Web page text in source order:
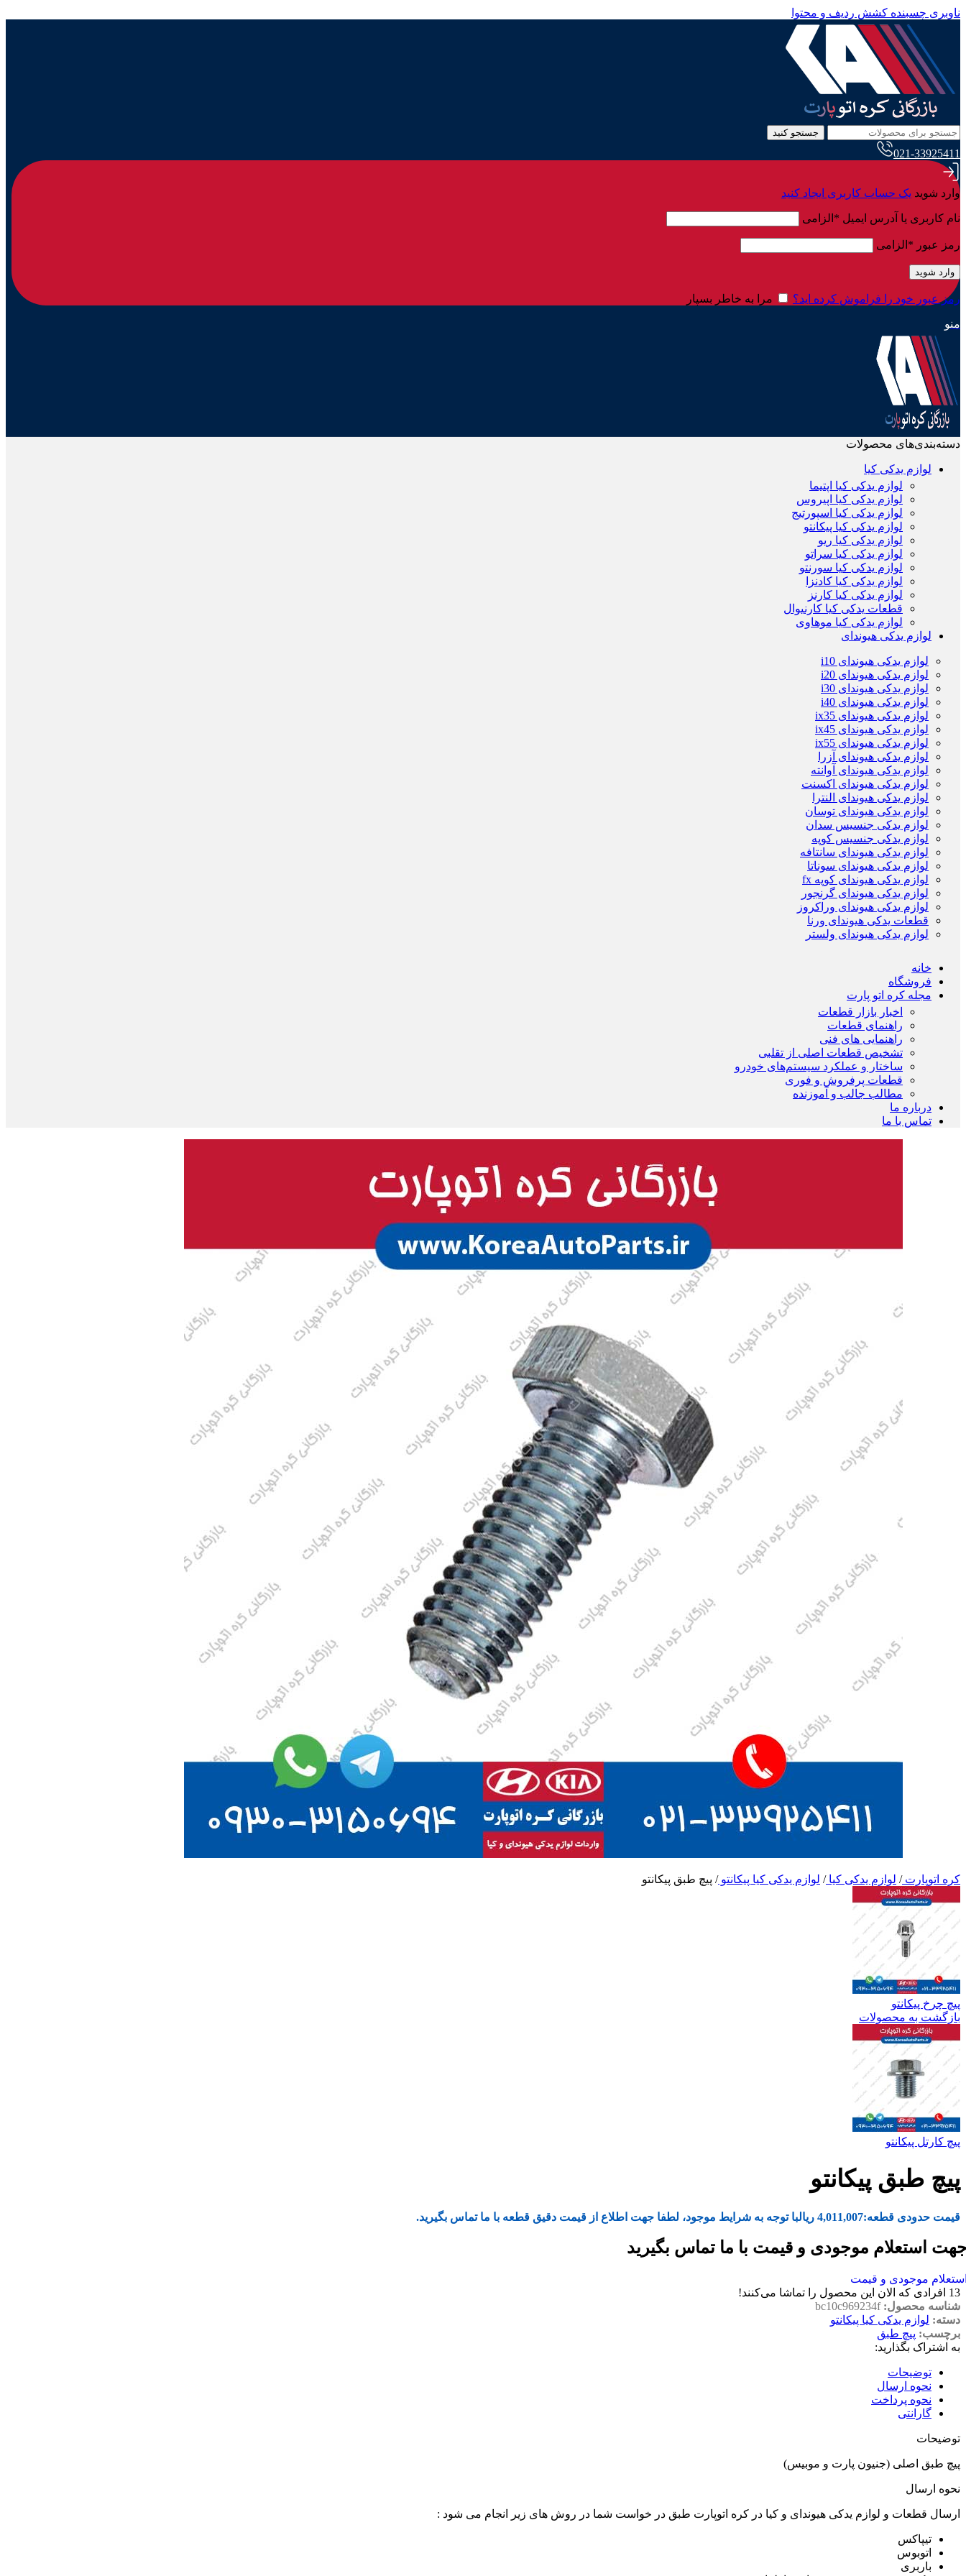
ناوبری چسبنده کشش ردیف و محتوا
جستجو کنید
021-33925411
وارد شوید یک حساب کاربری ایجاد کنید
نام کاربری یا آدرس ایمیل * الزامی
رمز عبور * الزامی
وارد شوید
رمز عبور خود را فراموش کرده اید؟ مرا به خاطر بسپار
منو
دسته‌بندی‌های محصولات
لوازم یدکی کیا
لوازم یدکی کیا اپتیما
لوازم یدکی کیا اپیروس
لوازم یدکی کیا اسپورتیج
لوازم یدکی کیا پیکانتو
لوازم یدکی کیا ریو
لوازم یدکی کیا سراتو
لوازم یدکی کیا سورنتو
لوازم یدکی کیا کادنزا
لوازم یدکی کیا کارنز
قطعات یدکی کیا کارنیوال
لوازم یدکی کیا موهاوی
لوازم یدکی هیوندای
لوازم یدکی هیوندای i10
لوازم یدکی هیوندای i20
لوازم یدکی هیوندای i30
لوازم یدکی هیوندای i40
لوازم یدکی هیوندای ix35
لوازم یدکی هیوندای ix45
لوازم یدکی هیوندای ix55
لوازم یدکی هیوندای آزرا
لوازم یدکی هیوندای آوانته
لوازم یدکی هیوندای اکسنت
لوازم یدکی هیوندای النترا
لوازم یدکی هیوندای توسان
لوازم یدکی جنسیس سدان
لوازم یدکی جنسیس کوپه
لوازم یدکی هیوندای سانتافه
لوازم یدکی هیوندای سوناتا
لوازم یدکی هیوندای کوپه fx
لوازم یدکی هیوندای گرنجور
لوازم یدکی هیوندای وراکروز
قطعات یدکی هیوندای ورنا
لوازم یدکی هیوندای ولستر
خانه
فروشگاه
مجله کره اتو پارت
اخبار بازار قطعات
راهنمای قطعات
راهنمایی های فنی
تشخیص قطعات اصلی از تقلبی
ساختار و عملکرد سیستم‌های خودرو
قطعات پرفروش و فوری
مطالب جالب و آموزنده
درباره ما
تماس با ما
کره اتوپارت/ لوازم یدکی کیا/ لوازم یدکی کیا پیکانتو/ پیچ طبق پیکانتو
پیچ چرخ پیکانتو
بازگشت به محصولات
پیچ کارتل پیکانتو
پیچ طبق پیکانتو
قیمت حدودی قطعه:4,011,007 ریالبا توجه به شرایط موجود، لطفا جهت اطلاع از قیمت دقیق قطعه با ما تماس بگیرید.
استعلام موجودی و قیمت با ما تماس بگیرید
موجودی و قیمت
13 افرادی که الان این محصول را تماشا می‌کنند!
شناسه محصول:bc10c969234f
دسته: لوازم یدکی کیا پیکانتو
برچسب: پیچ طبق
به اشتراک بگذارید:
توضیحات
نحوه ارسال
نحوه پرداخت
گارانتی
توضیحات
پیچ طبق اصلی (جنیون پارت و موبیس)
نحوه ارسال
ارسال قطعات و لوازم یدکی هیوندای و کیا در کره اتوپارت طبق در خواست شما در روش های زیر انجام می شود :
تیپاکس
اتوبوس
باربری